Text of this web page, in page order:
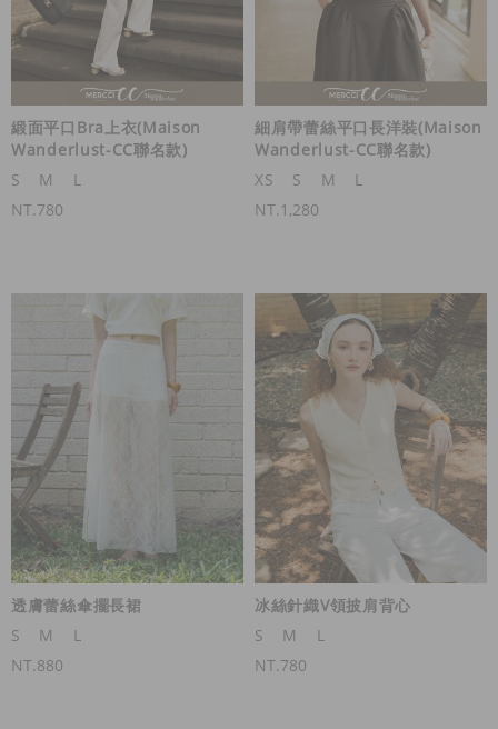
緞面平口Bra上衣(Maison
Wanderlust-CC聯名款)
S
M
L
NT.780
細肩帶蕾絲平口長洋裝(Maison
Wanderlust-CC聯名款)
XS
S M
L
NT.1,280
透膚蕾絲傘擺長裙
S
M
L
NT.880
冰絲針織V領披肩背心
S
M
L
NT.780